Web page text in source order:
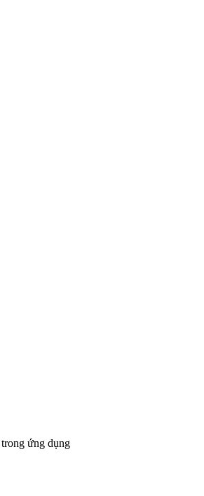
ứng dụng